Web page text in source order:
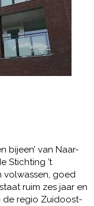
bijeen’ van Naar-
Stichting ’t
volwassen, goed
ruim zes jaar en
regio Zuidoost-